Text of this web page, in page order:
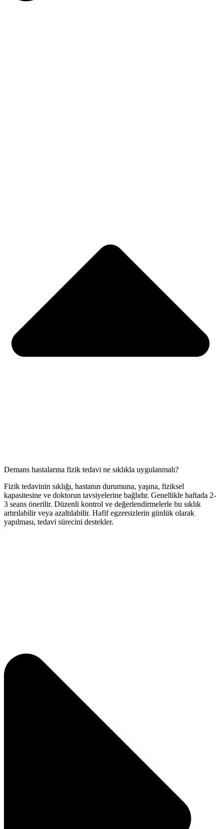
Demans hastalarına fizik tedavi ne sıklıkla uygulanmalı?
Fizik tedavinin sıklığı, hastanın durumuna, yaşına, fiziksel
kapasitesine ve doktorun tavsiyelerine bağlıdır. Genellikle haftada 2-
3 seans önerilir. Düzenli kontrol ve değerlendirmelerle bu sıklık
artırılabilir veya azaltılabilir. Hafif egzersizlerin günlük olarak
yapılması, tedavi sürecini destekler.